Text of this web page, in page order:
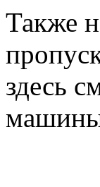
Также
здесь